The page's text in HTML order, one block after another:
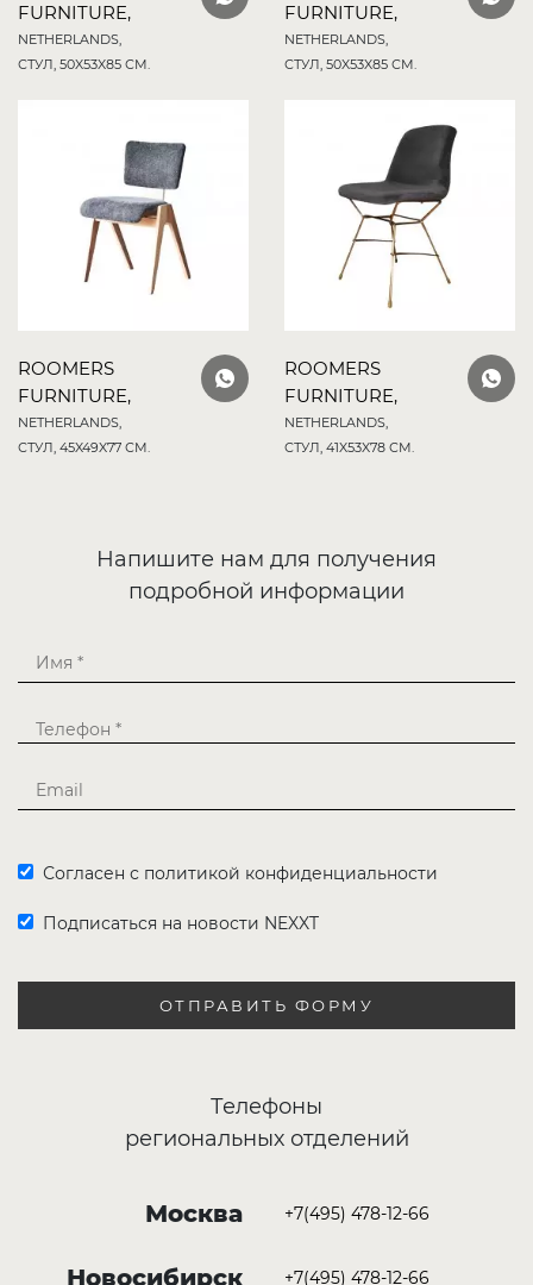
FURNITURE,
NETHERLANDS,
СТУЛ, 50X53X85 СМ.
FURNITURE,
NETHERLANDS,
СТУЛ, 50X53X85 СМ.
ROOMERS
FURNITURE,
NETHERLANDS,
СТУЛ, 45X49X77 СМ.
ROOMERS
FURNITURE,
NETHERLANDS,
СТУЛ, 41X53X78 СМ.
Напишите нам для получения
подробной информации
Согласен с политикой конфиденциальности
Подписаться на новости NEXXT
ОТПРАВИТЬ ФОРМУ
Телефоны
региональных отделений
Москва +7(495) 478-12-66
Новосибирск +7(495) 478-12-66